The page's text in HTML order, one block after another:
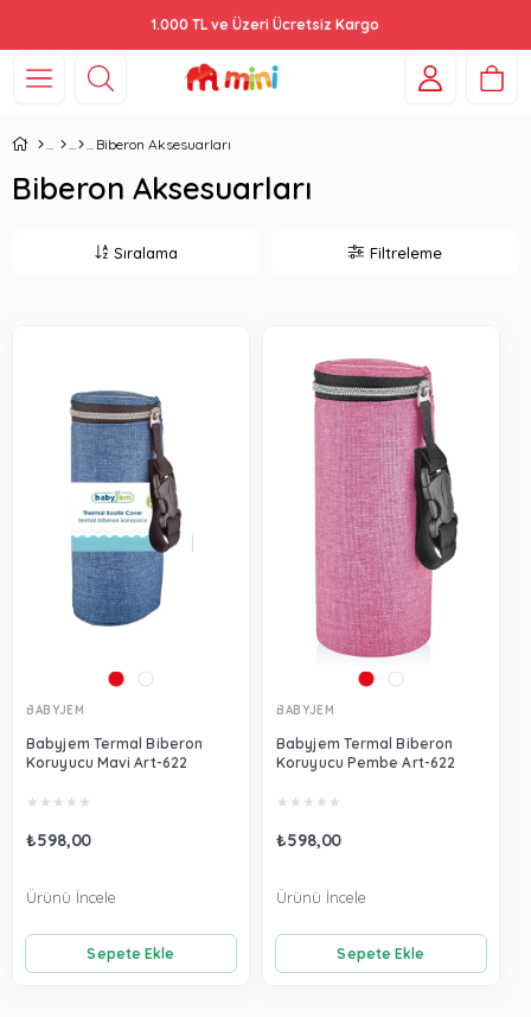
1.000 TL ve Üzeri Ücretsiz Kargo
Biberon Aksesuarları
Biberon Aksesuarları
Filtreleme
Sıralama
BABYJEM
Babyjem Termal Biberon
Koruyucu Mavi Art-622
★ ★ ★ ★ ★
₺598,00
Sepete Ekle
Ürünü İncele
BABYJEM
Babyjem Termal Biberon
Koruyucu Pembe Art-622
★ ★ ★ ★ ★
₺598,00
Sepete Ekle
Ürünü İncele